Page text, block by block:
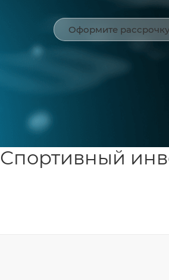
Оформите
Спортивный